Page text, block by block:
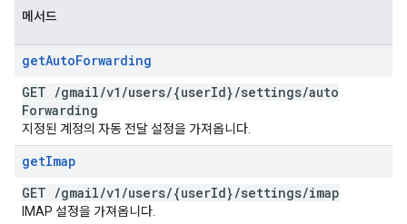
메서드
getAutoForwarding
GET /gmail/v1 /users/{userId}/settings/auto
Forwarding
지정된 계정의 자동 전달 설정을 가져옵니다.
getImap
GET /gmail/v1 /users/{userId}/settings/imap
IMAP 설정을 가져옵니다.